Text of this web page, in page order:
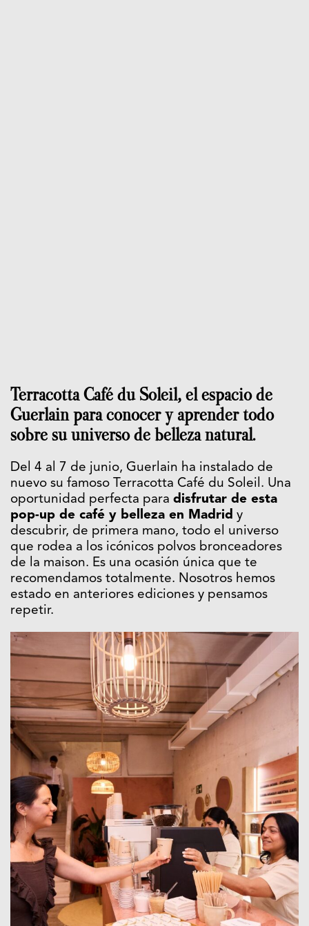
Terracotta Café du Soleil, el espacio de
Guerlain para conocer y aprender todo
sobre su universo de belleza natural.
Del 4 al 7 de junio, Guerlain ha instalado de
nuevo su famoso Terracotta Café du Soleil. Una
oportunidad perfecta para disfrutar de esta
pop-up de café y belleza en Madrid y
descubrir, de primera mano, todo el universo
que rodea a los icónicos polvos bronceadores
de la maison. Es una ocasión única que te
recomendamos totalmente. Nosotros hemos
estado en anteriores ediciones y pensamos
repetir.